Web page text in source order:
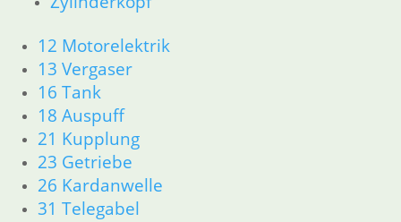
12 Motorelektrik
13 Vergaser
16 Tank
18 Auspuff
21 Kupplung
23 Getriebe
26 Kardanwelle
31 Telegabel
zzgl.Versandkosten
Tülle Seitendeckel
3,75 €
Artikelnummer: 1452400
inkl. MwSt.
zzgl.Versandkosten